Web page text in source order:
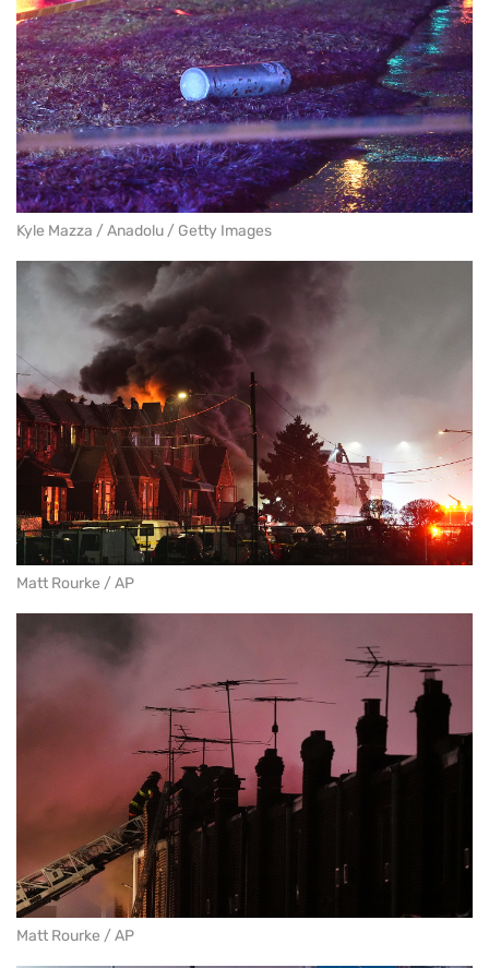
Kyle Mazza / Anadolu / Getty Images
Matt Rourke / AP
Matt Rourke / AP